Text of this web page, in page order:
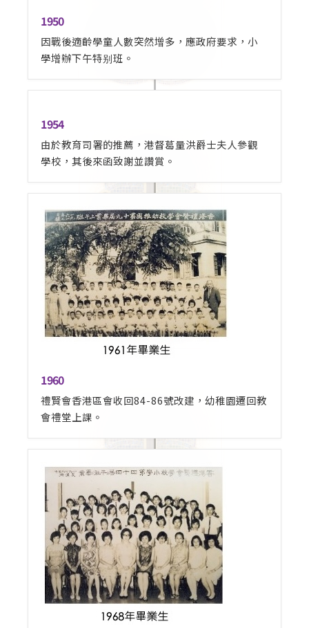
1950
因戰後適齡學童人數突然增多，應政府要求，小
學增辦下午特别班。
1954
由於教育司署的推薦，港督葛量洪爵士夫人參觀
學校，其後來函致謝並讚賞。
1960
禮賢會香港區會收回84-86號改建，幼稚園遷回教
會禮堂上課。